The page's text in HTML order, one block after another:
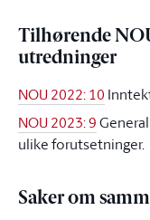
Tilhørende
utredninger
NOU 2022: 10
NOU 2023: 9
ulike forutsetninger.
Saker om